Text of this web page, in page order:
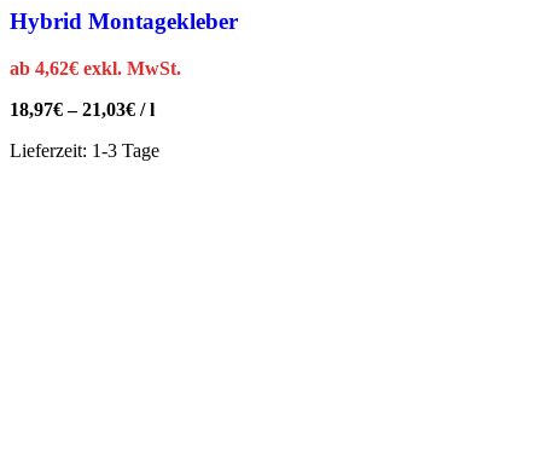
Hybrid Montagekleber
ab 4,62€ exkl. MwSt.
18,97€–21,03€ /l
Lieferzeit: 1-3 Tage